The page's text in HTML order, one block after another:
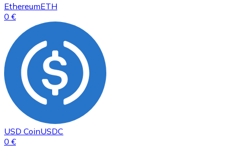
EthereumETH
0 €
USD CoinUSDC
0 €